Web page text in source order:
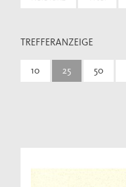
TREFFERANZEIGE
10 25 50